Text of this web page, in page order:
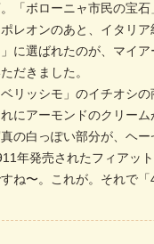
。「ボローニャ市民の宝石
レオンのあと、イタリ
」に選ばれたのが、マイ
だきました。
ベリッシモ」のイチオシ
にアーモンドのクリー
の白っぽい部分が、ヘ
年発売されたフィアッ
ね〜。これが。それで